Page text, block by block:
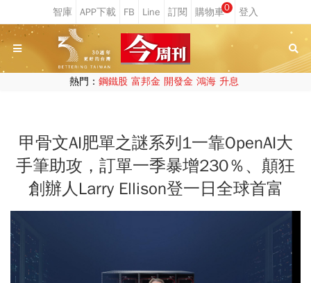
0
熱門： 鋼鐵股 富邦金 開發金 鴻海 升息
甲骨文AI肥單之謎系列1一靠OpenAI大
手筆助攻，訂單一季暴增230％、顛狂
創辦人Larry Ellison登一日全球首富